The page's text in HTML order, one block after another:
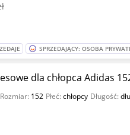
SPRZEDAJĄCY: OSOBA
dla chłopca Adidas
Rozmiar: 152 Płeć:chłopcy Długość: